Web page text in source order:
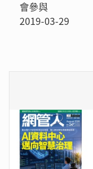
會參與
2019-03-29